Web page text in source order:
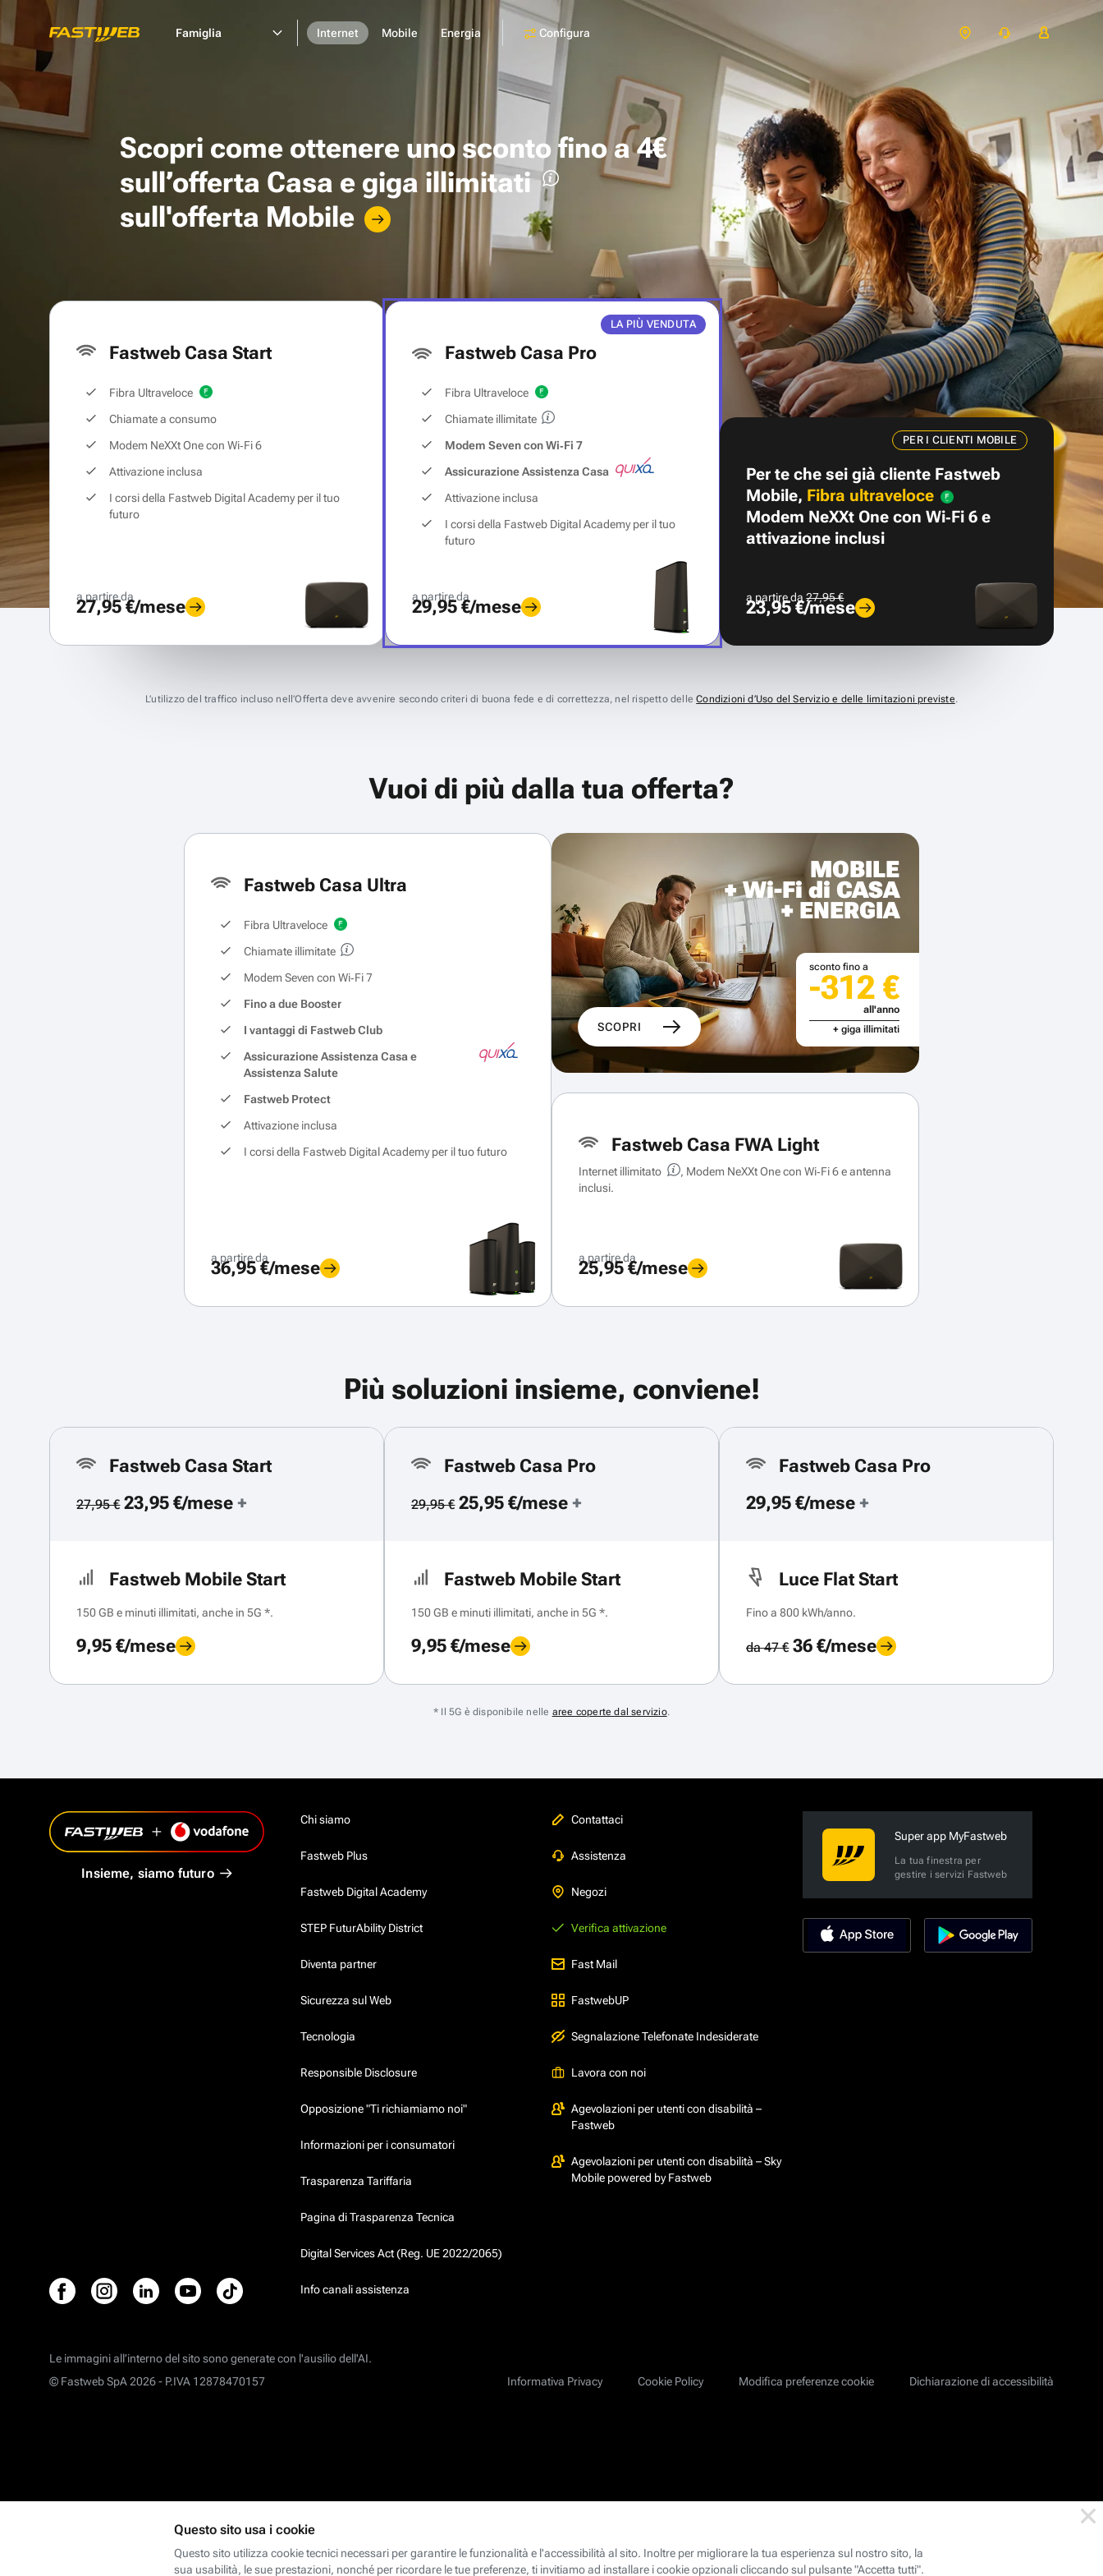
Famiglia Internet Mobile Energia Configura
Scopri come ottenere unosconto fino a 4€
sull’offerta Casa e giga illimitati
sull'offerta Mobile
Fastweb Casa Start
Fibra Ultraveloce
Chiamate a consumo
Modem NeXXt One con Wi‑Fi 6
Attivazione inclusa
I corsi della Fastweb Digital Academy per il tuo
futuro
a partire da
27,95 €/mese
LA PIÙ VENDUTA
Fastweb Casa Pro
Fibra Ultraveloce
Chiamate illimitate
Modem Seven con Wi‑Fi 7
Assicurazione Assistenza Casa
Attivazione inclusa
I corsi della Fastweb Digital Academy per il tuo
futuro
a partire da
29,95 €/mese
PER I CLIENTI MOBILE
Per te che sei già cliente Fastweb
Mobile, Fibra ultraveloce
Modem NeXXt One con Wi‑Fi 6 e
attivazione inclusi
a partire da27,95 €
23,95 €/mese
L’utilizzo del traffico incluso nell’Offerta deve avvenire secondo criteri di buona fede e di correttezza, nel rispetto delleCondizioni d’Uso del Servizio e delle limitazioni previste.
Vuoi di più dalla tua offerta?
Fastweb Casa Ultra
Fibra Ultraveloce
Chiamate illimitate
Modem Seven con Wi‑Fi 7
Fino a due Booster
I vantaggi di Fastweb Club
Assicurazione Assistenza Casa e
Assistenza Salute
Fastweb Protect
Attivazione inclusa
I corsi della Fastweb Digital Academy per il tuo futuro
a partire da
36,95 €/mese
MOBILE
+ Wi-Fi di CASA
+ ENERGIA
SCOPRI
sconto fino a
-312 €
all'anno
+ giga illimitati
Fastweb Casa FWA Light
Internet illimitato
, Modem NeXXt One con Wi‑Fi 6 e antenna
inclusi.
a partire da
25,95 €/mese
Più soluzioni insieme, conviene!
Fastweb Casa Start
27,95 €23,95 €/mese +
Fastweb Mobile Start
150 GB e minuti illimitati, anche in 5G *.
9,95 €/mese
Fastweb Casa Pro
29,95 €25,95 €/mese +
Fastweb Mobile Start
150 GB e minuti illimitati, anche in 5G *.
9,95 €/mese
Fastweb Casa Pro
29,95 €/mese +
Luce Flat Start
Fino a 800 kWh/anno.
da 47 €36 €/mese
* Il 5G è disponibile nelle aree coperte dal servizio.
Insieme, siamo futuro
Chi siamo
Fastweb Plus
Fastweb Digital Academy
STEP FuturAbility District
Diventa partner
Sicurezza sul Web
Tecnologia
Responsible Disclosure
Opposizione "Ti richiamiamo noi"
Informazioni per i consumatori
Trasparenza Tariffaria
Pagina di Trasparenza Tecnica
Digital Services Act (Reg. UE 2022/2065)
Info canali assistenza
Contattaci
Assistenza
Negozi
Verifica attivazione
Fast Mail
FastwebUP
Segnalazione Telefonate Indesiderate
Lavora con noi
Agevolazioni per utenti con disabilità –
Fastweb
Agevolazioni per utenti con disabilità – Sky
Mobile powered by Fastweb
Super app MyFastweb
La tua finestra per
gestire i servizi Fastweb
Le immagini all’interno del sito sono generate con l'ausilio dell'AI.
Informativa Privacy
Cookie Policy Modifica preferenze cookie Dichiarazione di accessibilità
© Fastweb SpA 2026 - P.IVA 12878470157